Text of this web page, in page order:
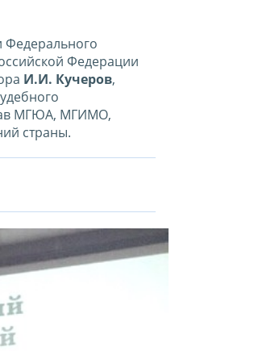
Федерального
Федерации
И.И. Кучеров,
МГЮА, МГИМО,
страны.